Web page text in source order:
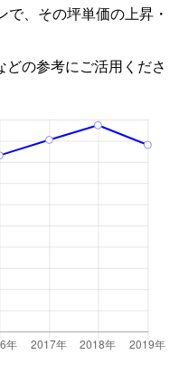
、その坪単価の上昇・
の参考にご活用くださ